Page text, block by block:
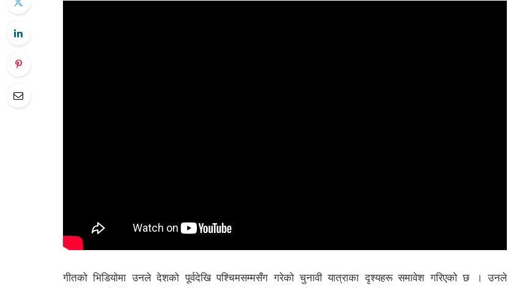
गीतको भिडियोमा उनले देशको पूर्वदेखि पश्चिमसम्मसँग गरेको चुनावी यात्राका दृश्यहरू समावेश गरिएको छ । उनले